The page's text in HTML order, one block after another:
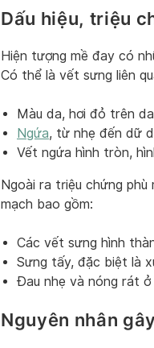
Dấu hiệu, triệu
Hiện tượng mề đay có
Có thể là vết sưng liên
Màu da, hơi đỏ trên
Ngứa, từ nhẹ đến dữ
Vết ngứa hình tròn,
Ngoài ra triệu chứng phù
mạch bao gồm:
Các vết sưng hình
Sưng tấy, đặc biệt là
Đau nhẹ và nóng rát
Nguyên nhân